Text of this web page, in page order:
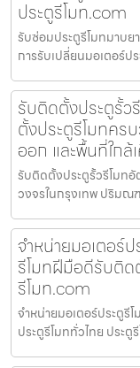
ประตูรีโมท.com
รับซ่อมประตูรีโมทมาบย
การรับเปลี่ยนมอเตอร์ป
รับติดตั้งประตูรั้ว
ตั้งประตูรีโมทคร
ออก และพื้นที่ใกล้
รับติดตั้งประตูรั้วรีโมท
วงจรในกรุงเทพ ปริมณ
จำหน่ายมอเตอร์
รีโมทฝีมือดีรับติด
รีโมท.com
จำหน่ายมอเตอร์ประตู
ประตูรีโมททั่วไทย ประ